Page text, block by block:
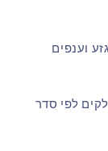
וענפים
לפי סדר